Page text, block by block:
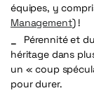
équipes, y
Management) !
Pérennité et
héritage dans
un « coup
pour durer.